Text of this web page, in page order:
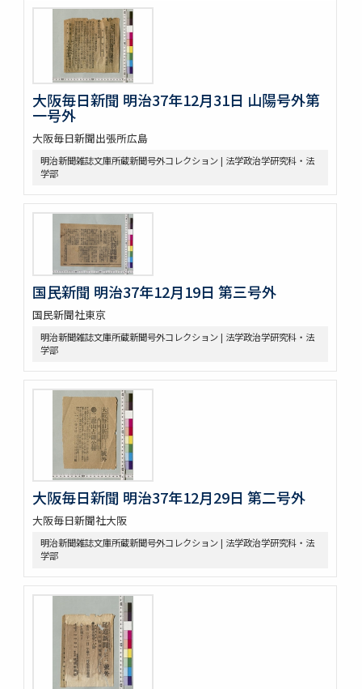
大阪毎日新聞 明治37年12月31日 山陽号外第
一号外
大阪毎日新聞出張所広島
明治新聞雑誌文庫所蔵新聞号外コレクション | 法学政治学研究科・法
学部
国民新聞 明治37年12月19日 第三号外
国民新聞社東京
明治新聞雑誌文庫所蔵新聞号外コレクション | 法学政治学研究科・法
学部
大阪毎日新聞 明治37年12月29日 第二号外
大阪毎日新聞社大阪
明治新聞雑誌文庫所蔵新聞号外コレクション | 法学政治学研究科・法
学部